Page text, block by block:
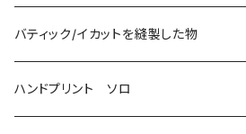
バティック/イカットを縫製した物
ハンドプリント ソロ